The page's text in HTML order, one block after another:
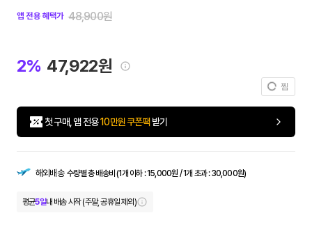
앱 전용 혜택가 48,900원
2% 47,922원
찜
첫 구매, 앱 전용10만원 쿠폰팩 받기
해외배송 수량별 총 배송비 (1개 이하 : 15,000원 / 1개 초과 : 30,000원)
평균5일내 배송 시작 (주말, 공휴일 제외)